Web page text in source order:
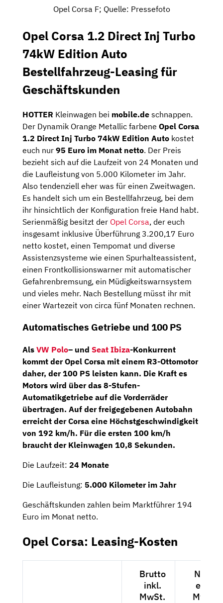
Opel Corsa F; Quelle: Pressefoto
Opel Corsa 1.2 Direct Inj Turbo
74kW Edition Auto
Bestellfahrzeug-Leasing für
Geschäftskunden
HOTTER Kleinwagen bei mobile.de schnappen.
Der Dynamik Orange Metallic farbene Opel Corsa
1.2 Direct Inj Turbo 74kW Edition Auto kostet
euch nur 95 Euro im Monat netto. Der Preis
bezieht sich auf die Laufzeit von 24 Monaten und
die Laufleistung von 5.000 Kilometer im Jahr.
Also tendenziell eher was für einen Zweitwagen.
Es handelt sich um ein Bestellfahrzeug, bei dem
ihr hinsichtlich der Konfiguration freie Hand habt.
Serienmäßig besitzt der Opel Corsa, der euch
insgesamt inklusive Überführung 3.200,17 Euro
netto kostet, einen Tempomat und diverse
Assistenzsysteme wie einen Spurhalteassistent,
einen Frontkollisionswarner mit automatischer
Gefahrenbremsung, ein Müdigkeitswarnsystem
und vieles mehr. Nach Bestellung müsst ihr mit
einer Wartezeit von circa fünf Monaten rechnen.
Automatisches Getriebe und 100 PS
Als VW Polo– und Seat Ibiza-Konkurrent
kommt der Opel Corsa mit einem R3-Ottomotor
daher, der100 PS leisten kann. Die Kraft es
Motors wird über das 8-Stufen-
Automatikgetriebe auf die Vorderräder
übertragen. Auf der freigegebenen Autobahn
erreicht der Corsa eine Höchstgeschwindigkeit
von 192 km/h. Für die ersten 100 km/h
braucht der Kleinwagen 10,8 Sekunden.
Die Laufzeit: 24 Monate
Die Laufleistung: 5.000 Kilometer im Jahr
Geschäftskunden zahlen beim Marktführer 194
Euro im Monat netto.
Opel Corsa: Leasing-Kosten
Brutto
inkl.
MwSt.
Netto
exkl.
MwSt.